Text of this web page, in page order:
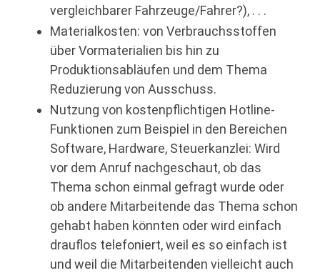
vergleichbarer Fahrzeuge/Fahrer?), . . .
Materialkosten: von Verbrauchsstoffen
über Vormaterialien bis hin zu
Produktionsabläufen und dem Thema
Reduzierung von Ausschuss.
Nutzung von kostenpflichtigen Hotline-
Funktionen zum Beispiel in den Bereichen
Software, Hardware, Steuerkanzlei: Wird
vor dem Anruf nachgeschaut, ob das
Thema schon einmal gefragt wurde oder
ob andere Mitarbeitende das Thema schon
gehabt haben könnten oder wird einfach
drauflos telefoniert, weil es so einfach ist
und weil die Mitarbeitenden vielleicht auch